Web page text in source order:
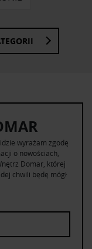
wyrażam zgodę
o nowościach,
Domar, której
chwili będę mógł